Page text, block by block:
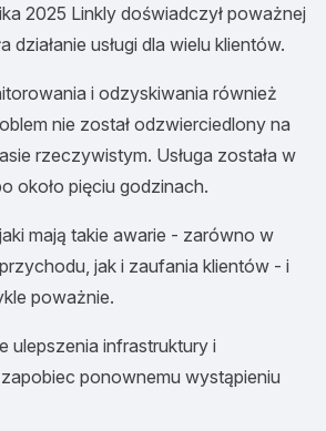
2025 Linkly doświadczył poważnej
działanie usługi dla wielu klientów.
i odzyskiwania również
nie został odzwierciedlony na
rzeczywistym. Usługa została w
około pięciu godzinach.
mają takie awarie - zarówno w
jak i zaufania klientów - i
poważnie.
ulepszenia infrastruktury i
ponownemu wystąpieniu